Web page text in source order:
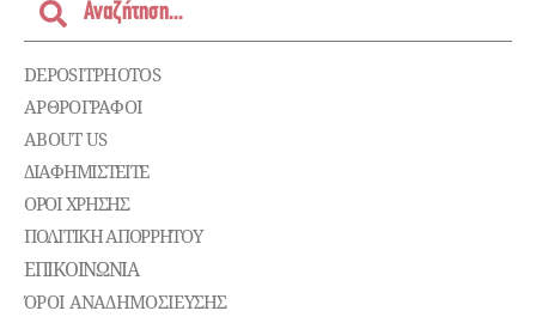
DEPOSITPHOTOS
ΑΡΘΡΟΓΡΑΦΟΙ
ABOUT US
ΔΙΑΦΗΜΙΣΤΕΊΤΕ
ΌΡΟΙ ΧΡΉΣΗΣ
ΠΟΛΙΤΙΚΉ ΑΠΟΡΡΉΤΟΥ
ΕΠΙΚΟΙΝΩΝΊΑ
ΌΡΟΙ ΑΝΑΔΗΜΟΣΙΕΥΣΗΣ